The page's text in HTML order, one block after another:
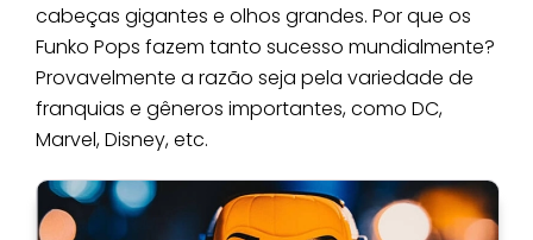
cabeças gigantes e olhos grandes. Por que os
Funko Pops fazem tanto sucesso mundialmente?
Provavelmente a razão seja pela variedade de
franquias e gêneros importantes, como DC,
Marvel, Disney, etc.